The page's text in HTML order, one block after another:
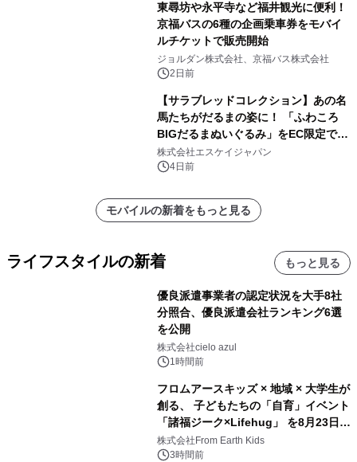
東尋坊や永平寺など福井観光に便利！
京福バスの6種の企画乗車券をモバイ
ルチケットで販売開始
ジョルダン株式会社、京福バス株式会社
2日前
【サラブレッドコレクション】あの名
馬たちがだるまの姿に！ 「ふわころ
BIGだるまぬいぐるみ」をEC限定で受
注販売開始
株式会社エスケイジャパン
4日前
モバイルの新着をもっと見る
ライフスタイルの新着 もっと見る
優良派遣事業者の認定状況を大手8社
分照合、優良派遣会社ランキング6選
を公開
株式会社cielo azul
1時間前
フロムアースキッズ × 地域 × 大学生が
創る、 子どもたちの「自育」イベント
「諸福ジーク×Lifehug」 を8月23日
(日)開催
株式会社From Earth Kids
3時間前